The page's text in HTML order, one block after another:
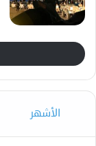
الأشهر